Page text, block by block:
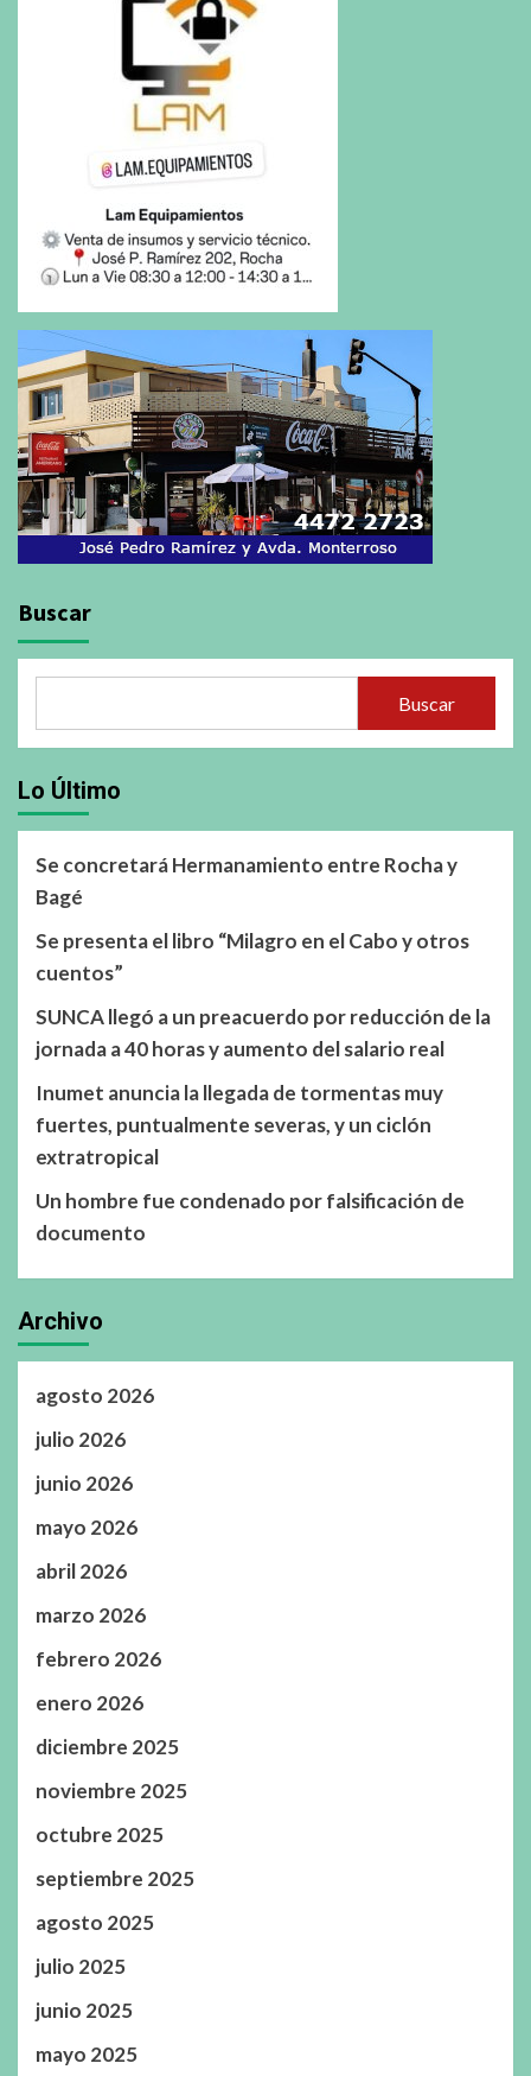
Buscar
Buscar
Lo Último
Se concretará Hermanamiento entre Rocha y
Bagé
Se presenta el libro “Milagro en el Cabo y otros
cuentos”
SUNCA llegó a un preacuerdo por reducción de la
jornada a 40 horas y aumento del salario real
Inumet anuncia la llegada de tormentas muy
fuertes, puntualmente severas, y un ciclón
extratropical
Un hombre fue condenado por falsificación de
documento
Archivo
agosto 2026
julio 2026
junio 2026
mayo 2026
abril 2026
marzo 2026
febrero 2026
enero 2026
diciembre 2025
noviembre 2025
octubre 2025
septiembre 2025
agosto 2025
julio 2025
junio 2025
mayo 2025